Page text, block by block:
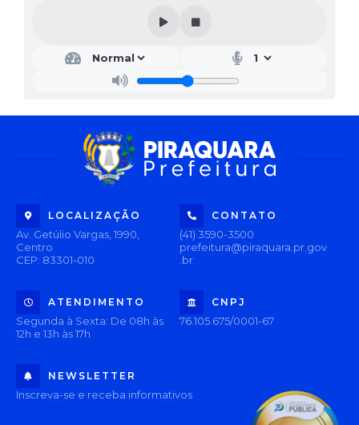
LOCALIZAÇÃO
Av. Getúlio Vargas, 1990,
Centro
CEP: 83301-010
CONTATO
(41) 3590-3500
prefeitura@piraquara.pr.gov
.br
ATENDIMENTO
Segunda à Sexta: De 08h às
12h e 13h às 17h
CNPJ
76.105.675/0001-67
NEWSLETTER
Inscreva-se e receba informativos